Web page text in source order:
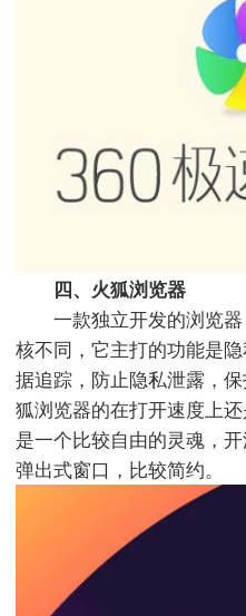
四、火狐浏览器
一款独立开发的浏览器
核不同，它主打的功能是
据追踪，防止隐私泄露，
狐浏览器的在打开速度上
是一个比较自由的灵魂，
弹出式窗口，比较简约。